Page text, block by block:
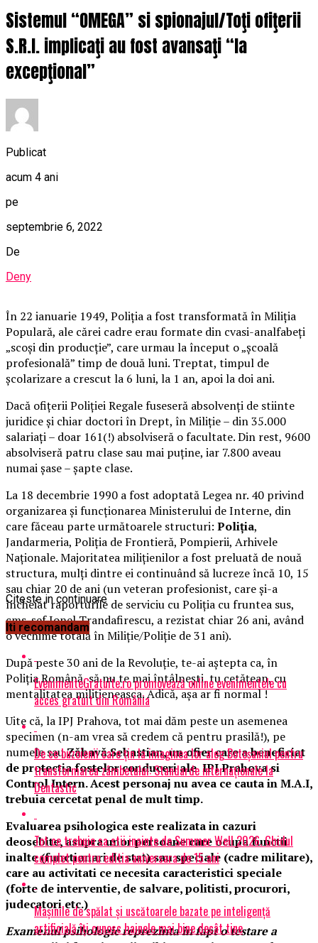
Sistemul “OMEGA” si spionajul/Toţi ofiţerii
S.R.I. implicaţi au fost avansaţi “la
excepţional”
Publicat
acum 4 ani
pe
septembrie 6, 2022
De
Deny
În 22 ianuarie 1949, Poliţia a fost transformată în Miliţia
Populară, ale cărei cadre erau formate din cvasi-analfabeţi
„scoşi din producţie”, care urmau la început o „şcoală
profesională” timp de două luni. Treptat, timpul de
şcolarizare a crescut la 6 luni, la 1 an, apoi la doi ani.
Dacă ofiţerii Poliţiei Regale fuseseră absolvenţi de stiinte
juridice şi chiar doctori în Drept, în Miliţie – din 35.000
salariaţi – doar 161(!) absolviseră o facultate. Din rest, 9600
absolviseră patru clase sau mai puţine, iar 7.800 aveau
numai şase – şapte clase.
La 18 decembrie 1990 a fost adoptată Legea nr. 40 privind
organizarea şi funcţionarea Ministerului de Interne, din
care făceau parte următoarele structuri: Poliţia,
Jandarmeria, Poliţia de Frontieră, Pompierii, Arhivele
Naţionale. Majoritatea milițienilor a fost preluată de nouă
structura, mulți dintre ei continuând să lucreze încă 10, 15
sau chiar 20 de ani (un veteran profesionist, care și-a
încheiat raporturile de serviciu cu Poliția cu fruntea sus,
cms. șef Ionel Trandafirescu, a rezistat chiar 26 ani, având
o vechime totală în Miliție/Poliție de 31 ani).
După peste 30 ani de la Revoluție, te-ai aștepta ca, în
Poliția Română, să nu te mai întâlnești, tu cetățean, cu
mentalitatea milițieneasca. Adică, așa ar fi normal !
Uite că, la IPJ Prahova, tot mai dăm peste un asemenea
specimen (n-am vrea să credem că pentru prasilă!), pe
numele sauZăbavă Sebastian, un ofier care a beneficiat
de protectia fostelor conduceri ale IPJ Prahova si
Control Intern. Acest personaj nu avea ce cauta in M.A.I,
trebuia cercetat penal de mult timp.
Evaluarea psihologica este realizata in cazuri
deosebite, asupra unor persoane care ocupa functii
inalte (functionari de stat) sau speciale (cadre militare),
care au activitati ce necesita caracteristici speciale
(forte de interventie, de salvare, politisti, procurori,
judecatori etc.)
Examenul psihologic reprezinta in fapt o testare a
Citeste in continuare
Iti recomandam
EvenimenteGratuite.ro promovează online evenimentele cu
acces gratuit din România
De ce buzoienii care țin la imaginea lor aleg Botoșaniul pentru
transformarea zâmbetului: Standarde internaționale la
Dentastic
Tot ce trebuie sa stii inainte de Summer Well 2026. Ghidul
complet pentru editia aniversara de 15 ani
Mașinile de spălat și uscătoarele bazate pe inteligență
artificială îți cunosc hainele mai bine decât tine